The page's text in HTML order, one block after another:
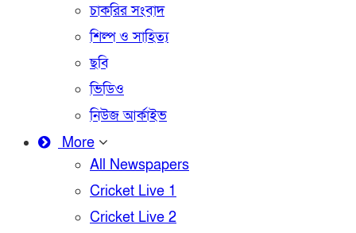
চাকরির সংবাদ
শিল্প ও সাহিত্য
ছবি
ভিডিও
নিউজ আর্কাইভ
More
All Newspapers
Cricket Live 1
Cricket Live 2